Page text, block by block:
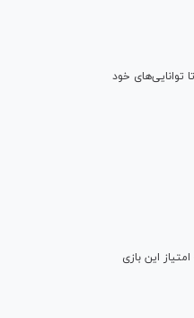
توانایی‌های خود
این بازی